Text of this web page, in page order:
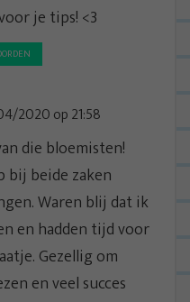
je tips! <3
2020 op 21:58
die bloemisten!
bij beide zaken
Waren blij dat ik
en hadden tijd voor
Gezellig om
en veel succes